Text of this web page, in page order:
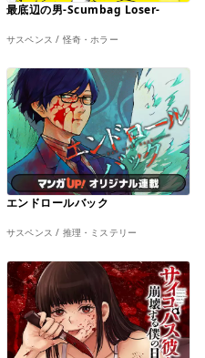
最底辺の男-Scumbag Loser-
サスペンス / 怪奇・ホラー
エンドロールバック
サスペンス / 推理・ミステリー